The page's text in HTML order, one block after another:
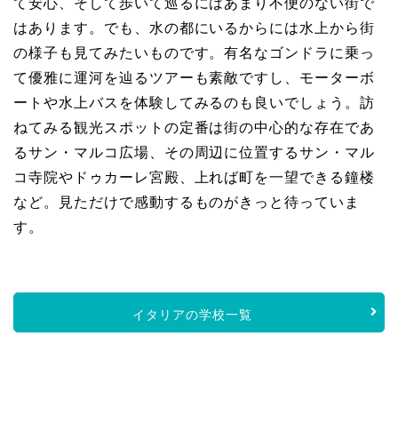
はあります。でも、水の都にいるからには水上から街
の様子も見てみたいものです。有名なゴンドラに乗っ
て優雅に運河を辿るツアーも素敵ですし、モーターボ
ートや水上バスを体験してみるのも良いでしょう。訪
ねてみる観光スポットの定番は街の中心的な存在であ
るサン・マルコ広場、その周辺に位置するサン・マル
コ寺院やドゥカーレ宮殿、上れば町を一望できる鐘楼
など。見ただけで感動するものがきっと待っていま
す。
イタリアの学校一覧